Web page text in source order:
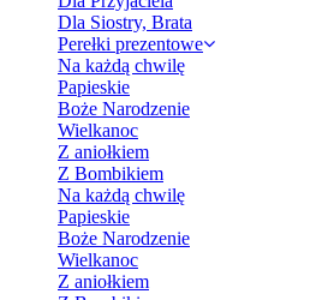
Dla Siostry, Brata
Perełki prezentowe
Na każdą chwilę
Papieskie
Boże Narodzenie
Wielkanoc
Z aniołkiem
Z Bombikiem
Na każdą chwilę
Papieskie
Boże Narodzenie
Wielkanoc
Z aniołkiem